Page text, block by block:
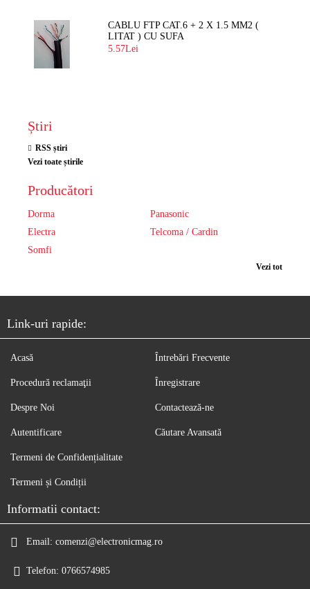
CABLU FTP CAT.6 + 2 X 1.5 MM2 (
LITAT ) CU SUFA
5.57Lei
Știri
RSS știri
Vezi toate știrile
Producători
Dorma
Panasonic
Electra
Telcoma / Cardin
Somfi
Vezi tot
Link-uri rapide:
Acasă
Procedură reclamaţii
Despre Noi
Autentificare
Întrebări Frecvente
Înregistrare
Contactează-ne
Căutare Avansată
Termeni de Confidențialitate
Termeni și Condiții
Informatii contact:
Email: comenzi@electronicmag.ro
Telefon: 0766574985